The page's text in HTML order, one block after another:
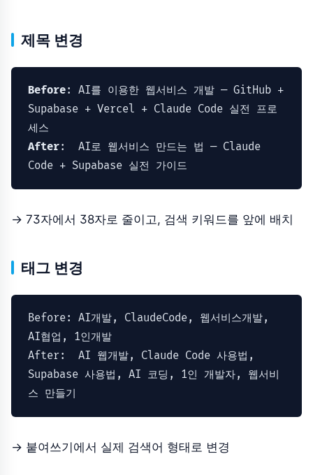
제목 변경
Before: AI를 이용한 웹서비스 개발 — GitHub +
Supabase + Vercel + Claude Code 실전 프로
After:
AI로 웹서비스 만드는 법 — Claude
Code + Supabase 실전 가이드
→ 73자에서 38자로 줄이고, 검색 키워드를 앞에 배치
태그 변경
Before: AI개발, ClaudeCode,
웹서비스개발,
AI협업,
1인개발
After:
AI 웹개발, Claude Code 사용법,
Supabase 사용법, AI 코딩, 1인 개발자,
웹서비
스 만들기
→ 붙여쓰기에서 실제 검색어 형태로 변경